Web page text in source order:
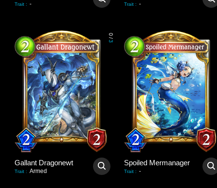
Trait : - Trait : -
0
/
3
Gallant Dragonewt
Trait : Armed
Spoiled Mermanager
Trait : -